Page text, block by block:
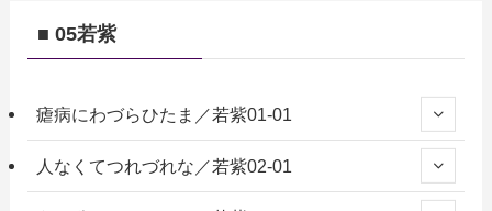
■ 05若紫
瘧病にわづらひたま／若紫01-01
人なくてつれづれな／若紫02-01